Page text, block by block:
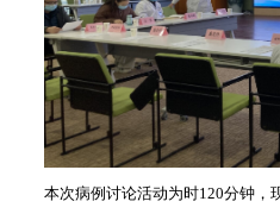
本次病例讨论活动为时120分钟，